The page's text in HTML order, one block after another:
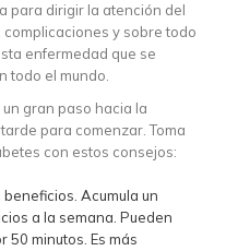
para dirigir la atención del
y sobre todo
enfermedad que se
todo el mundo.
gran paso hacia la
para comenzar. Toma
con estos consejos:
Acumula un
a la semana. Pueden
50 minutos. Es más